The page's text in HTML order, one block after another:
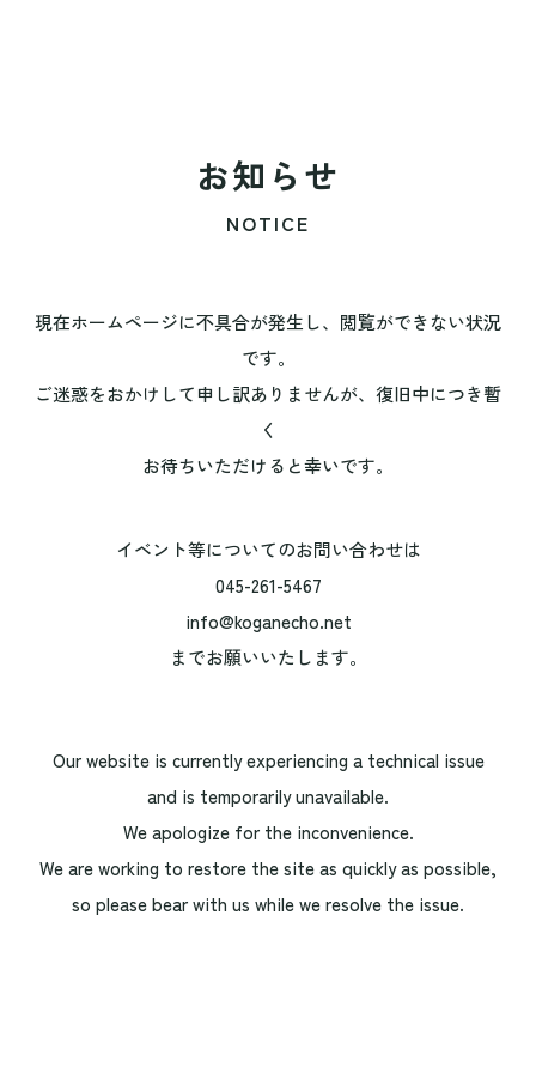
お知らせ
NOTICE
現在ホームページに不具合が発生し、閲覧ができない状況
です。
ご迷惑をおかけして申し訳ありませんが、復旧中につき暫
く
お待ちいただけると幸いです。
イベント等についてのお問い合わせは
045-261-5467
info@koganecho.net
までお願いいたします。
Our website is currently experiencing a technical issue
and is temporarily unavailable.
We apologize for the inconvenience.
We are working to restore the site as quickly as possible,
so please bear with us while we resolve the issue.